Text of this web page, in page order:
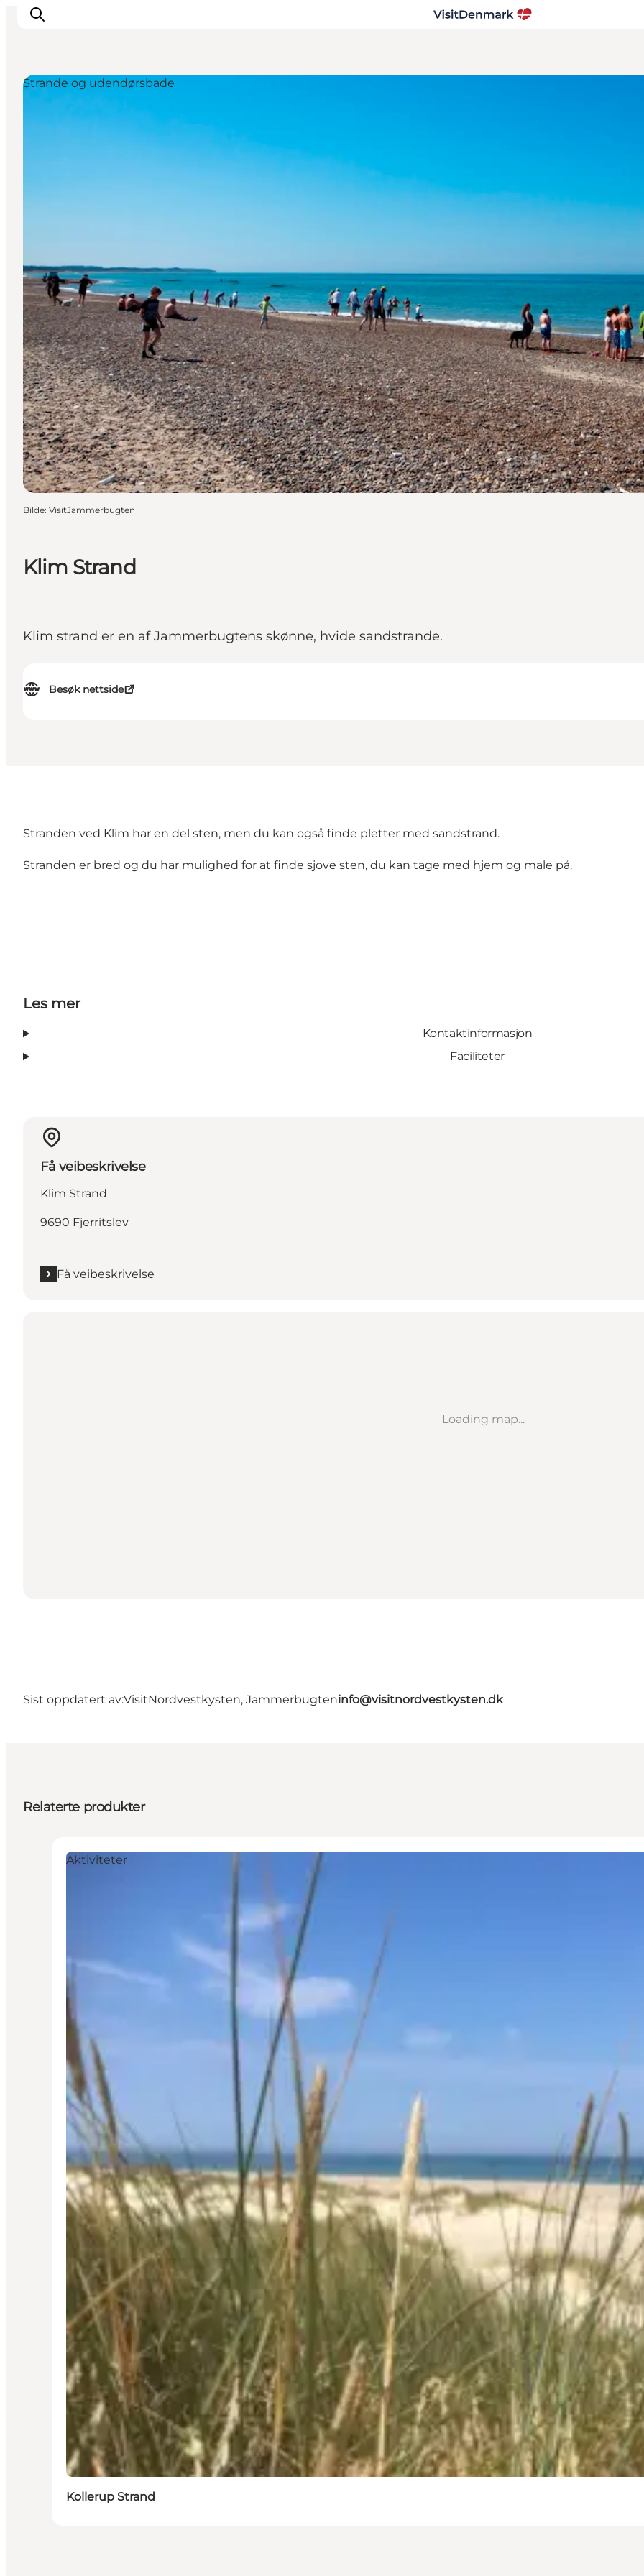
Inspirasjon
Klim Strand
Klim strand er en af Jammerbugtens skønne, hvide sandstrande.
Besøk nettside
Strande og udendørsbade
Bilde: VisitJammerbugten
Stranden ved Klim har en del sten, men du kan også finde pletter med sandstrand.
Stranden er bred og du har mulighed for at finde sjove sten, du kan tage med hjem og male på.
Les mer
Kontaktinformasjon
Faciliteter
Få veibeskrivelse
Klim Strand
9690 Fjerritslev
Få veibeskrivelse
Loading map...
Sist oppdatert av:VisitNordvestkysten, Jammerbugteninfo@visitnordvestkysten.dk
Relaterte produkter
Aktiviteter
Kollerup Strand